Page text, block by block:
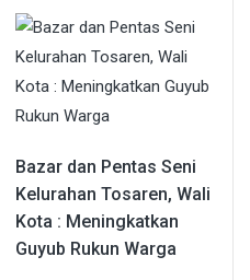
Bazar dan Pentas Seni
Kelurahan Tosaren, Wali
Kota : Meningkatkan
Guyub Rukun Warga